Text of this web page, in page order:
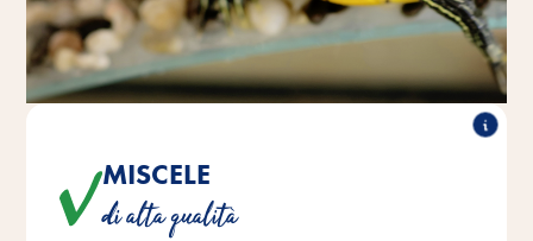
MISCELE
di alta qualità
Miscele realizzate accuratamente con ingredienti di alta